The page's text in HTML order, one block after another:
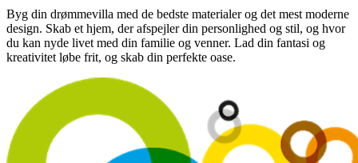
Byg din drømmevilla med de bedste materialer og det mest moderne
design. Skab et hjem, der afspejler din personlighed og stil, og hvor
du kan nyde livet med din familie og venner. Lad din fantasi og
kreativitet løbe frit, og skab din perfekte oase.